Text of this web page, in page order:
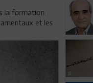
la formation
et les